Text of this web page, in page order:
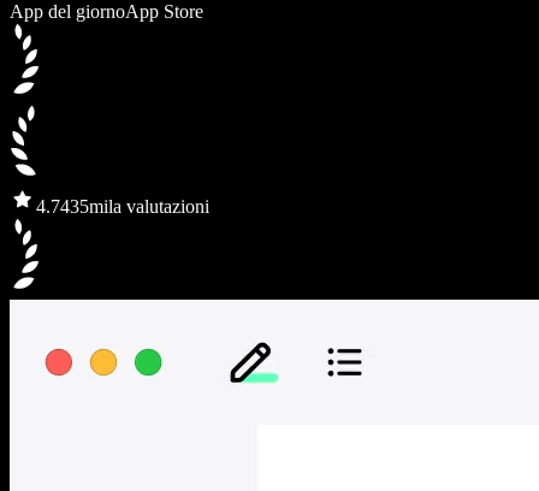
App del giornoApp Store
4.7435mila valutazioni